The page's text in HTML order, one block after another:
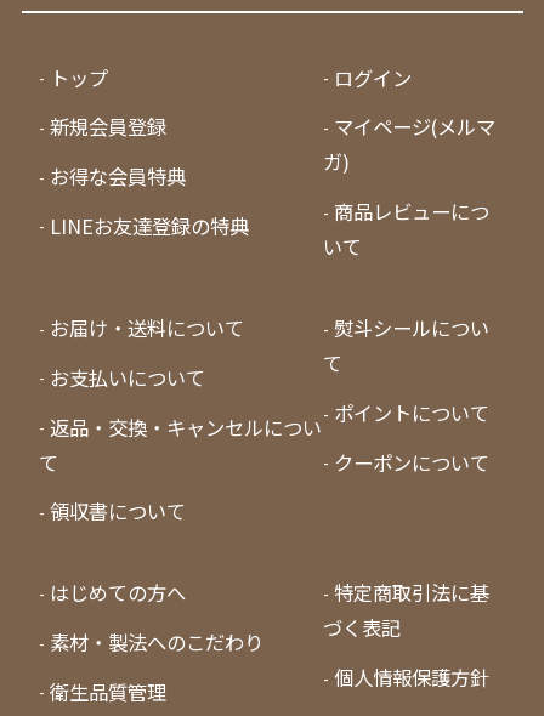
トップ
新規会員登録
お得な会員特典
LINEお友達登録の特典
ログイン
マイページ(メルマ
ガ)
商品レビューにつ
いて
お届け・送料について
お支払いについて
返品・交換・キャンセルについ
て
領収書について
熨斗シールについ
て
ポイントについて
クーポンについて
はじめての方へ
素材・製法へのこだわり
衛生品質管理
特定商取引法に基
づく表記
個人情報保護方針